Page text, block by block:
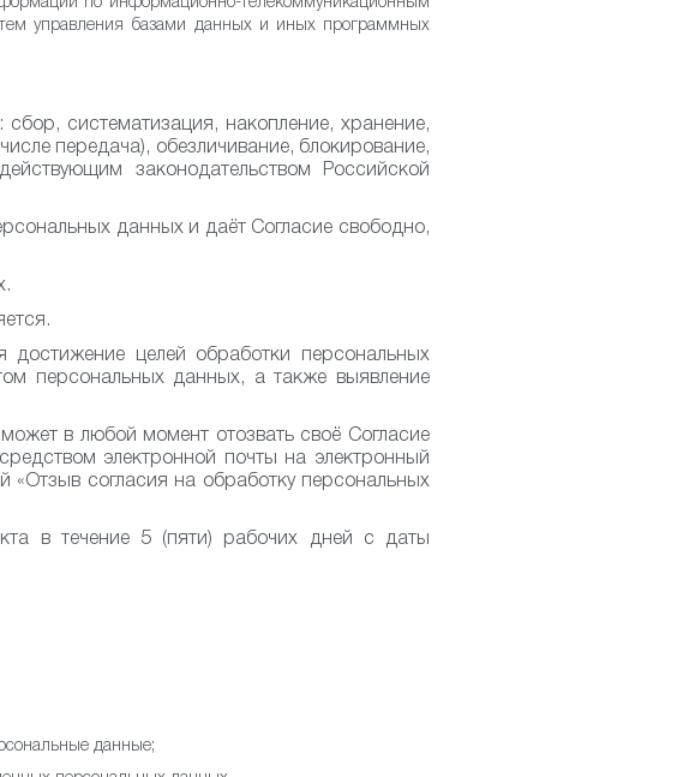
управления базами данных и иных программных
систематизация, накопление, хранение,
передача), обезличивание, блокирование,
законодательством Российской
данных и даёт Согласие свободно,
целей обработки персональных
персональных данных, а также выявление
в любой момент отозвать своё Согласие
электронной почты на электронный
согласия на обработку персональных
в течение 5 (пяти) рабочих дней с даты
данные;